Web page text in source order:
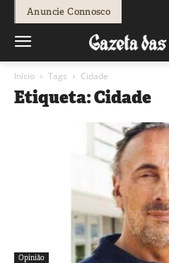
Anuncie Connosco
Início Tags Cidade
Etiqueta: Cidade
Opinião